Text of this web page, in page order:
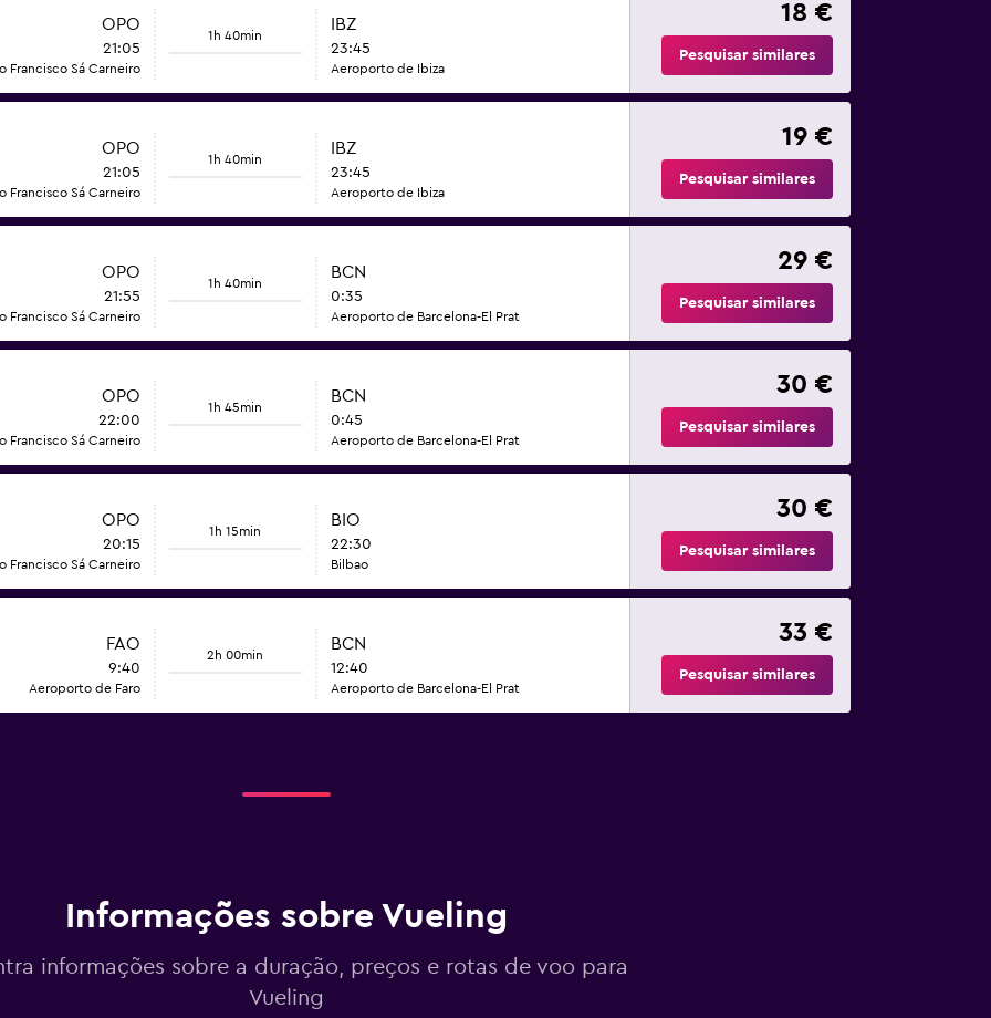
OPO
21:05
Francisco Sá Carneiro
1h 40min
IBZ
23:45
Aeroporto de Ibiza
18 €
Pesquisar similares
OPO
21:05
Francisco Sá Carneiro
1h 40min
IBZ
23:45
Aeroporto de Ibiza
19 €
Pesquisar similares
OPO
21:55
Francisco Sá Carneiro
1h 40min
BCN
0:35
Aeroporto de Barcelona-El Prat
29 €
Pesquisar similares
OPO
22:00
Francisco Sá Carneiro
1h 45min
BCN
0:45
Aeroporto de Barcelona-El Prat
30 €
Pesquisar similares
OPO
20:15
Francisco Sá Carneiro
1h 15min
BIO
22:30
Bilbao
30 €
Pesquisar similares
FAO
9:40
Aeroporto de Faro
2h 00min
BCN
12:40
Aeroporto de Barcelona-El Prat
33 €
Pesquisar similares
Informações sobre Vueling
informações sobre a duração, preços e rotas de voo para
Vueling